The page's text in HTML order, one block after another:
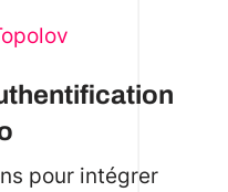
pour intégrer